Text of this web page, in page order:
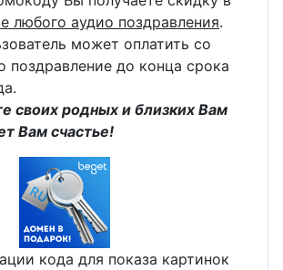
любого аудио поздравления.
может оплатить со
поздравление до конца срока
своих родных и близких Вам
Вам счастье!
кода для показа картинок